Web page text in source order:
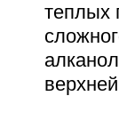
теплых